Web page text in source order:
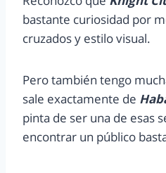
bastante curiosidad por
cruzados y estilo visual.
Pero también tengo
sale exactamente de
pinta de ser una de esas
encontrar un público